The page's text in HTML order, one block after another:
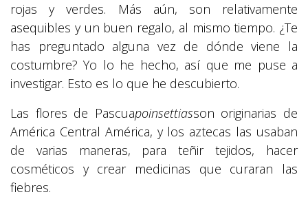
rojas y verdes. Más aún, son relativamente
asequibles y un buen regalo, al mismo tiempo. ¿Te
has preguntado alguna vez de dónde viene la
costumbre? Yo lo he hecho, así que me puse a
investigar. Esto es lo que he descubierto.
Las flores de Pascuapoinsettiasson originarias de
América Central América, y los aztecas las usaban
de varias maneras, para teñir tejidos, hacer
cosméticos y crear medicinas que curaran las
fiebres.